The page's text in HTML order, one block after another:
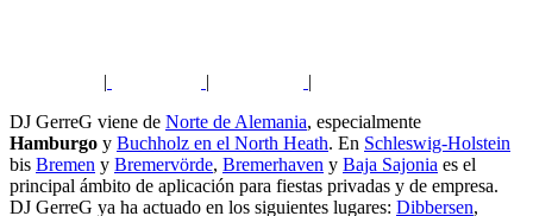
| |
|
DJ GerreG viene de Norte de Alemania, especialmente
Hamburgo y Buchholz en el North Heath. En Schleswig-Holstein
bis Bremen y Bremervörde, Bremerhaven y Baja Sajonia es el
principal ámbito de aplicación para fiestas privadas y de empresa.
DJ GerreG ya ha actuado en los siguientes lugares: Dibbersen,